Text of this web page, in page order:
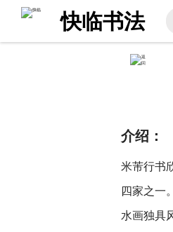
快临书法
介绍：
米芾行书
四家之一
水画独具